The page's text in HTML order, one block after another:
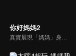
你好媽媽2